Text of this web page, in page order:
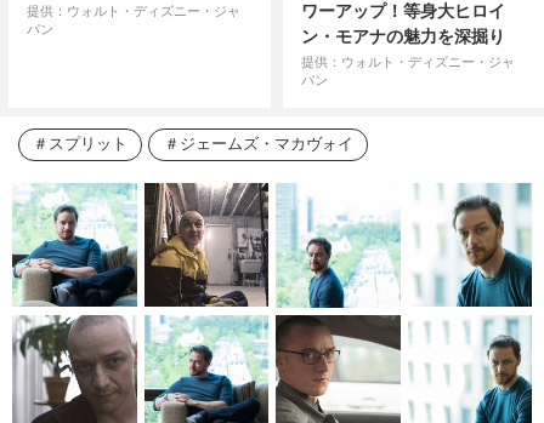
提供：ウォルト・ディズニー・ジャ
パン
ワーアップ！等身大ヒロイ
ン・モアナの魅力を深掘り
提供：ウォルト・ディズニー・ジャ
パン
スプリット ジェームズ・マカヴォイ